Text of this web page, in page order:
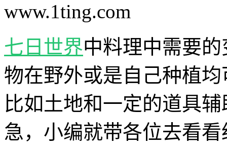
www.1ting.com
七日世界中料理中需要
物在野外或是自己种植
比如土地和一定的道具
急，小编就带各位去看